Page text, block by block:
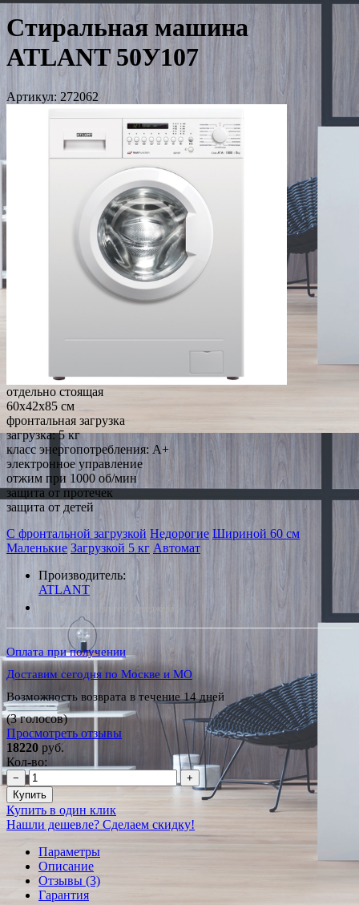
Стиральная машина
ATLANT 50У107
Артикул: 272062
отдельно стоящая
60x42x85 см
фронтальная загрузка
загрузка: 5 кг
класс энергопотребления: A+
электронное управление
отжим при 1000 об/мин
защита от протечек
защита от детей
С фронтальной загрузкой Недорогие Шириной 60 см
Маленькие Загрузкой 5 кг Автомат
Производитель:
ATLANT
*Наличие уточняйте у менеджера
Оплата при получении
Доставим сегодня по Москве и МО
Возможность возврата в течение 14 дней
(3 голосов)
Просмотреть отзывы
18220 руб.
Кол-во:
−
+
Купить
Купить в один клик
Нашли дешевле? Сделаем скидку!
Параметры
Описание
Отзывы (3)
Гарантия